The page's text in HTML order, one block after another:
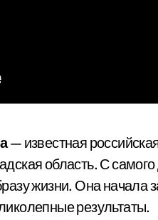
— известная
область. С
жизни. Она
результаты.